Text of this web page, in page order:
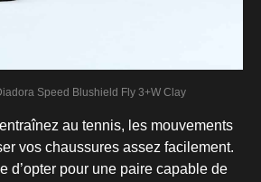
Speed Blushield Fly 3+W Clay
au tennis, les mouvements
vos chaussures assez facilement.
d’opter pour une paire capable de